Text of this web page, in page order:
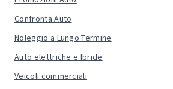
Confronta Auto
Noleggio a Lungo Termine
Auto elettriche e Ibride
Veicoli commerciali